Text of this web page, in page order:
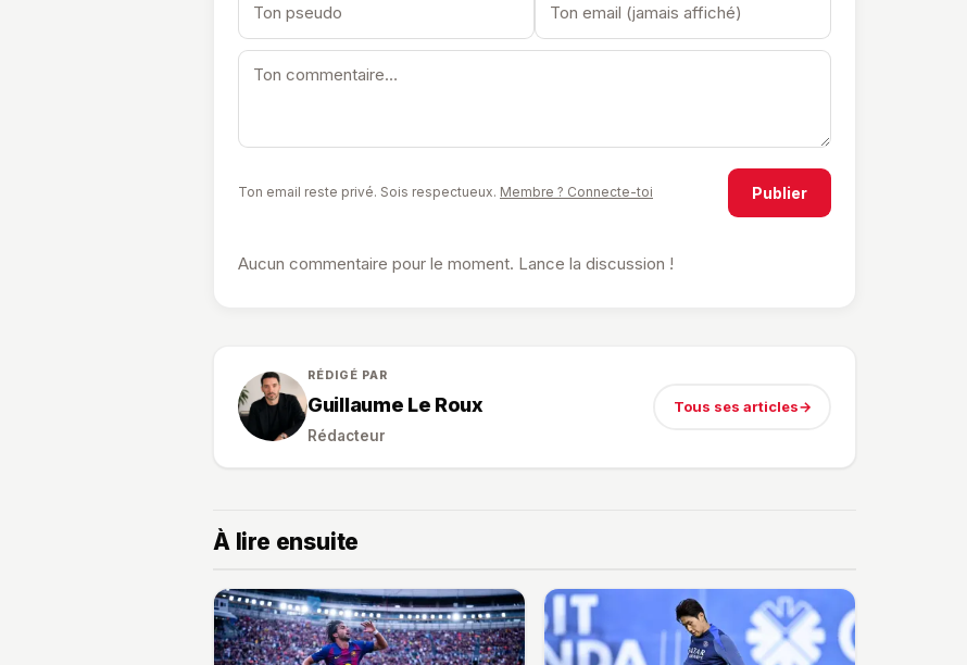
Ton email reste privé. Sois respectueux. Membre ? Connecte-toi Publier
Aucun commentaire pour le moment. Lance la discussion !
RÉDIGÉ PAR
Guillaume Le Roux
Rédacteur
Tous ses articles→
À lire ensuite